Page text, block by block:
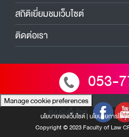
สถิติเยี่ยมชมเว็บไซต์
ติดต่อเรา
053-
แผนผังเว็บไซต์
Manage cookie preferences
นโยบายของเว็บไซต์| นโยบายการใช้คุ
Copyright © 2023 Faculty of Law